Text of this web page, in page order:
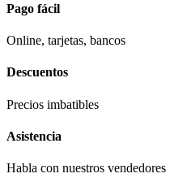
Pago fácil
Online, tarjetas, bancos
Descuentos
Precios imbatibles
Asistencia
Habla con nuestros vendedores